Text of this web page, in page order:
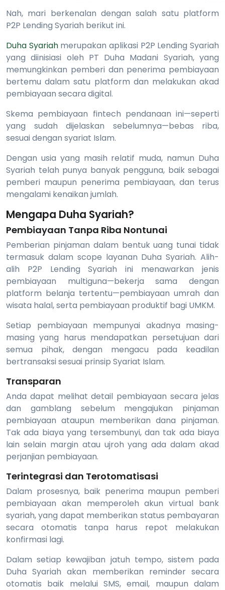
Nah, mari berkenalan dengan salah satu platform
P2P Lending Syariah berikut ini.
Duha Syariahmerupakan aplikasi P2P Lending Syariah
yang diinisiasi oleh PT Duha Madani Syariah, yang
memungkinkan pemberi dan penerima pembiayaan
bertemu dalam satu platform dan melakukan akad
pembiayaan secara digital.
Skema pembiayaan fintech pendanaan ini—seperti
yang sudah dijelaskan sebelumnya—bebas riba,
sesuai dengan syariat Islam.
Dengan usia yang masih relatif muda, namun Duha
Syariah telah punya banyak pengguna, baik sebagai
pemberi maupun penerima pembiayaan, dan terus
mengalami kenaikan jumlah.
Mengapa Duha Syariah?
Pembiayaan Tanpa Riba Nontunai
Pemberian pinjaman dalam bentuk uang tunai tidak
termasuk dalam scope layanan Duha Syariah. Alih-
alih P2P Lending Syariah ini menawarkan jenis
pembiayaan multiguna—bekerja sama dengan
platform belanja tertentu—pembiayaan umrah dan
wisata halal, serta pembiayaan produktif bagi UMKM.
Setiap pembiayaan mempunyai akadnya masing-
masing yang harus mendapatkan persetujuan dari
semua pihak, dengan mengacu pada keadilan
bertransaksi sesuai prinsip Syariat Islam.
Transparan
Anda dapat melihat detail pembiayaan secara jelas
dan gamblang sebelum mengajukan pinjaman
pembiayaan ataupun memberikan dana pinjaman.
Tak ada biaya yang tersembunyi, dan tak ada biaya
lain selain margin atau ujroh yang ada dalam akad
perjanjian pembiayaan.
Terintegrasi dan Terotomatisasi
Dalam prosesnya, baik penerima maupun pemberi
pembiayaan akan memperoleh akun virtual bank
syariah, yang dapat memberikan status pembayaran
secara otomatis tanpa harus repot melakukan
konfirmasi lagi.
Dalam setiap kewajiban jatuh tempo, sistem pada
Duha Syariah akan memberikan reminder secara
otomatis baik melalui SMS, email, maupun dalam